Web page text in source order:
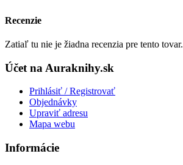
Recenzie
Zatiaľ tu nie je žiadna recenzia pre tento tovar.
Účet na Auraknihy.sk
Prihlásiť / Registrovať
Objednávky
Upraviť adresu
Mapa webu
Informácie